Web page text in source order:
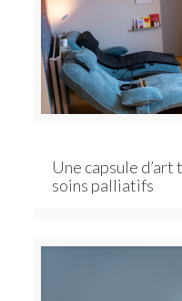
Une capsule
soins palliatifs